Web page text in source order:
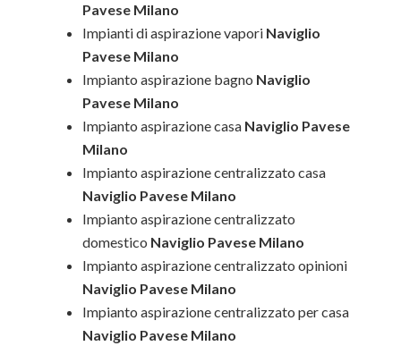
Pavese Milano
Impianti di aspirazione vapori Naviglio
Pavese Milano
Impianto aspirazione bagno Naviglio
Pavese Milano
Impianto aspirazione casa Naviglio Pavese
Milano
Impianto aspirazione centralizzato casa
Naviglio Pavese Milano
Impianto aspirazione centralizzato
domestico Naviglio Pavese Milano
Impianto aspirazione centralizzato opinioni
Naviglio Pavese Milano
Impianto aspirazione centralizzato per casa
Naviglio Pavese Milano